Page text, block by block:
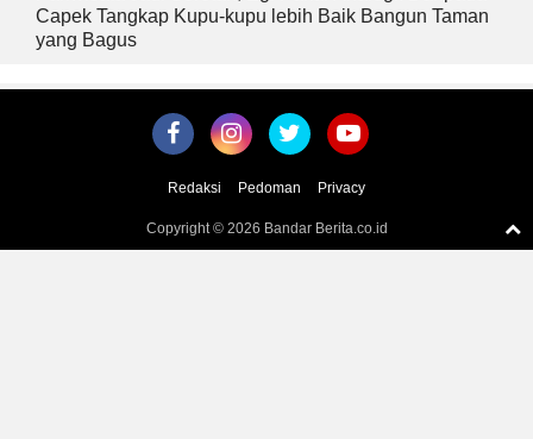
Capek Tangkap Kupu-kupu lebih Baik Bangun Taman
yang Bagus
Redaksi Pedoman Privacy
Copyright © 2026 Bandar Berita.co.id